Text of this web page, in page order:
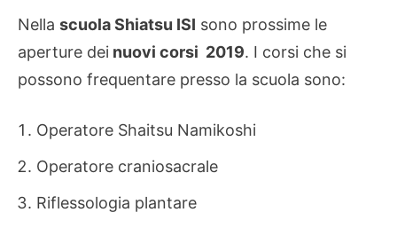
Nella scuola Shiatsu ISI sono prossime le
aperture dei nuovi corsi 2019. I corsi che si
possono frequentare presso la scuola sono:
Operatore Shaitsu Namikoshi
Operatore craniosacrale
Riflessologia plantare